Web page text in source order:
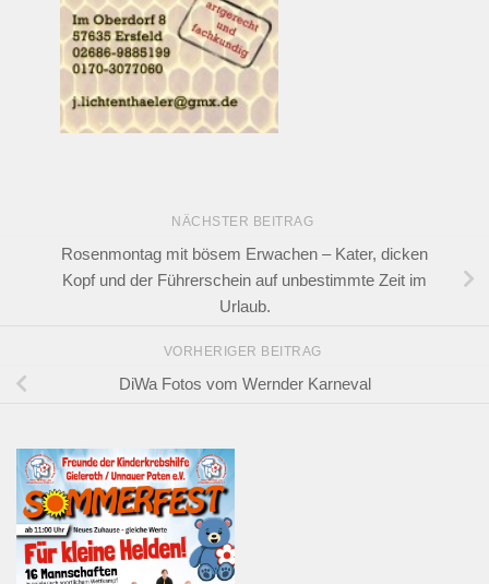
NÄCHSTER BEITRAG
Rosenmontag mit bösem Erwachen – Kater, dicken
Kopf und der Führerschein auf unbestimmte Zeit im
Urlaub.
VORHERIGER BEITRAG
DiWa Fotos vom Wernder Karneval